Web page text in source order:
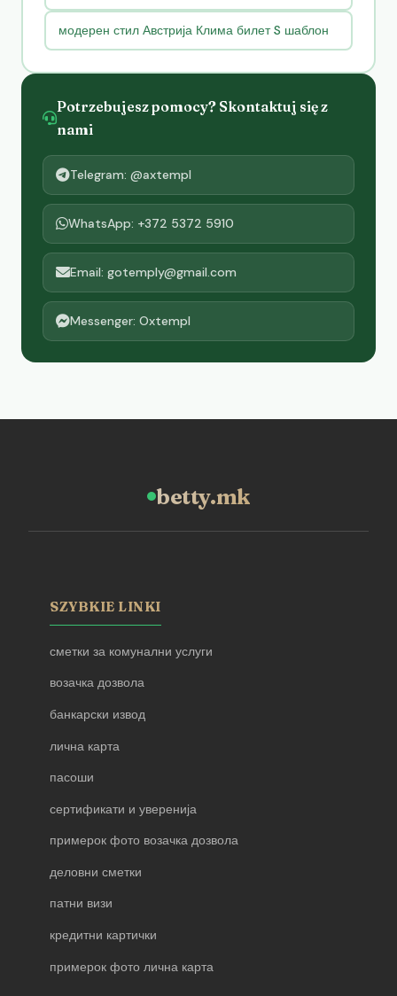
модерен стил Австрија Клима билет S шаблон
Potrzebujesz pomocy? Skontaktuj się z
nami
Telegram: @axtempl
WhatsApp: +372 5372 5910
Email: gotemply@gmail.com
Messenger: Oxtempl
betty.mk
SZYBKIE LINKI
сметки за комунални услуги
возачка дозвола
банкарски извод
лична карта
пасоши
сертификати и уверенија
примерок фото возачка дозвола
деловни сметки
патни визи
кредитни картички
примерок фото лична карта